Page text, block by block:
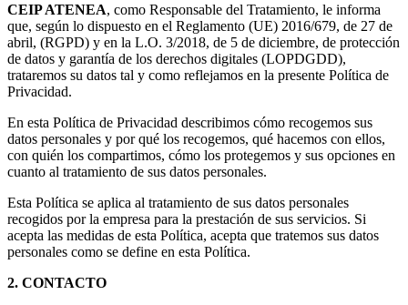
CEIP ATENEA, como Responsable del Tratamiento, le informa
que, según lo dispuesto en el Reglamento (UE) 2016/679, de 27 de
abril, (RGPD) y en la L.O. 3/2018, de 5 de diciembre, de protección
de datos y garantía de los derechos digitales (LOPDGDD),
trataremos su datos tal y como reflejamos en la presente Política de
Privacidad.
En esta Política de Privacidad describimos cómo recogemos sus
datos personales y por qué los recogemos, qué hacemos con ellos,
con quién los compartimos, cómo los protegemos y sus opciones en
cuanto al tratamiento de sus datos personales.
Esta Política se aplica al tratamiento de sus datos personales
recogidos por la empresa para la prestación de sus servicios. Si
acepta las medidas de esta Política, acepta que tratemos sus datos
personales como se define en esta Política.
2. CONTACTO